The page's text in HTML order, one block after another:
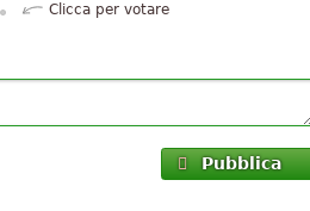
Clicca per votare
Pubblica